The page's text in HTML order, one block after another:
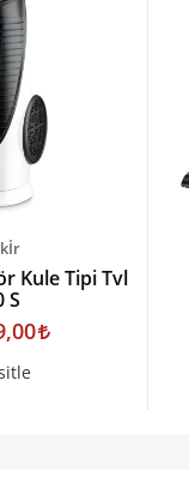
Kule Tipi Tvl
S